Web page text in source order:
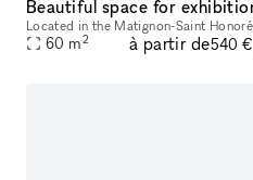
60 m2 à partir de540 €